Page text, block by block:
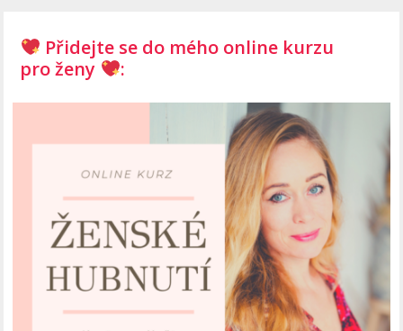
Přidejte se do mého online kurzu
pro ženy
: